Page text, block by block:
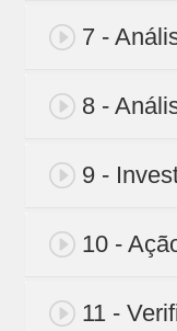
7 -
8 -
9 -
10 -
11 -